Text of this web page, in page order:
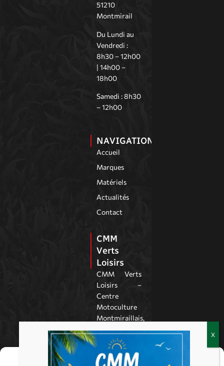
Gérer le consentement
51210
Montmirail
Du Lundi au
Vendredi :
8h30 – 12h00
| 14h00 –
18h00
Samedi : 8h30
– 12h00
NAVIGATION
Accueil
Marques
Matériels
Actualités
Contact
CMM
Verts
Loisirs
CMM Verts
Loisirs –
Centre
Motoculture
Montmiraillais,
à Montmirail
dans la Marne,
est spécialisé
dans la vente,